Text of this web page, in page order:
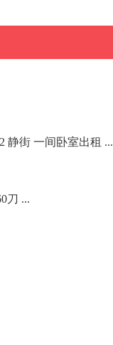
静街 一间卧室出租 ...
刀 ...